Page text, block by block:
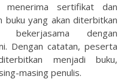
menerima sertifikat dan
buku yang akan diterbitkan
dengan
Dengan catatan, peserta
menjadi buku,
masing penulis.